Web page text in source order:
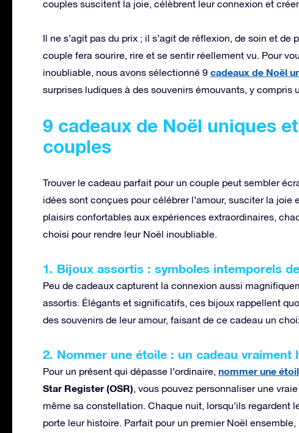
couples suscitent la joie, célèbrent leur connexion et
Il ne s’agit pas du prix ; il s’agit de réflexion, de soin et
couple fera sourire, rire et se sentir réellement vu. Pour
inoubliable, nous avons sélectionné 9 cadeaux de Noël
surprises ludiques à des souvenirs émouvants, y
9 cadeaux de Noël uniques
couples
Trouver le cadeau parfait pour un couple peut sembler
idées sont conçues pour célébrer l’amour, susciter la joie
plaisirs confortables aux expériences extraordinaires,
choisi pour rendre leur Noël inoubliable.
1. Bijoux assortis : symboles intemporels
Peu de cadeaux capturent la connexion aussi
assortis. Élégants et significatifs, ces bijoux rappellent
des souvenirs de leur amour, faisant de ce cadeau un
2. Nommer une étoile : un cadeau vraiment
Pour un présent qui dépasse l’ordinaire, nommer une
Star Register (OSR), vous pouvez personnaliser une
même sa constellation. Chaque nuit, lorsqu’ils regardent
porte leur histoire. Parfait pour un premier Noël